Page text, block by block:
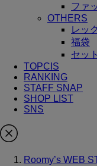
ファ
OTHERS
レッ
福袋
セット
TOPCIS
RANKING
STAFF SNAP
SHOP LIST
SNS
Roomy’s WEB